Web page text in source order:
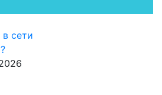
сети